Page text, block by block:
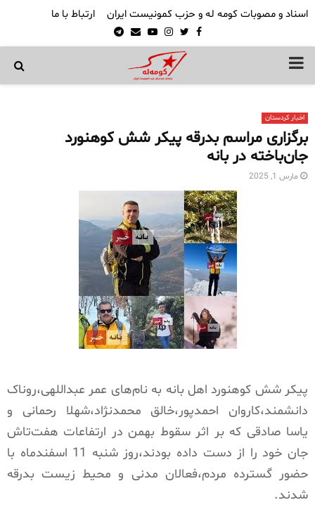
اسناد و مصوبات کومه له و حزب کمونیست ایران ارتباط با ما
Facebook
Twitter
Instagram
Youtube
Email
Telegram
PRIMARY
اخبار کردستان
برگزاری مراسم بدرقه پیکر شش کوهنورد
جان‌باخته در بانه
مارس 1, 2025
پیکر شش کوهنورد اهل بانه به نام‌های عمر عبداللهی،روناک
دانشمند،کاروان احمدپور،خالق محمدنژاد،شهلا رحمانی و
یاسا صادقی که بر اثر سقوط بهمن در ارتفاعات هفت‌تاش
جان خود را از دست داده بودند،روز شنبه 11 اسفندماه با
حضور گسترده مردم،فعالان مدنی و محیط زیست بدرقه
شدند.